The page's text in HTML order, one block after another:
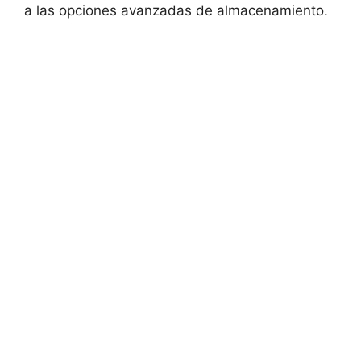
a las opciones avanzadas de almacenamiento.